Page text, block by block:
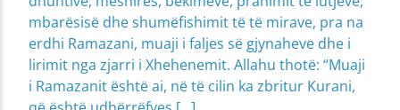
mbarësisë dhe shumëfishimit të të mirave, pra na
erdhi Ramazani, muaji i faljes së gjynaheve dhe i
lirimit nga zjarri i Xhehenemit. Allahu thotë: “Muaji
i Ramazanit është ai, në të cilin ka zbritur Kurani,